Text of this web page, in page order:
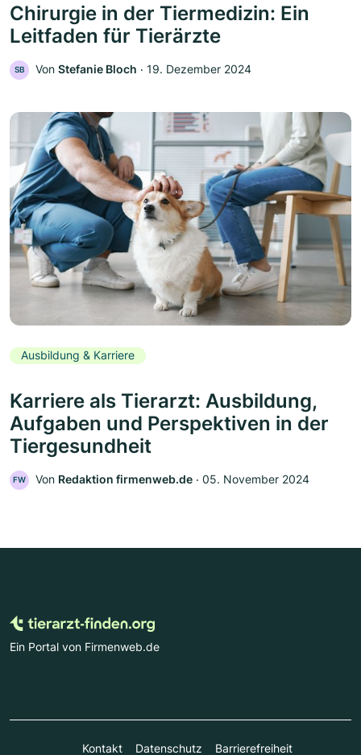
Chirurgie in der Tiermedizin: Ein
Leitfaden für Tierärzte
SB Von Stefanie Bloch ‧ 19. Dezember 2024
Ausbildung & Karriere
Karriere als Tierarzt: Ausbildung,
Aufgaben und Perspektiven in der
Tiergesundheit
FW Von Redaktion firmenweb.de ‧ 05. November 2024
Ein Portal von Firmenweb.de
Kontakt Datenschutz Barrierefreiheit